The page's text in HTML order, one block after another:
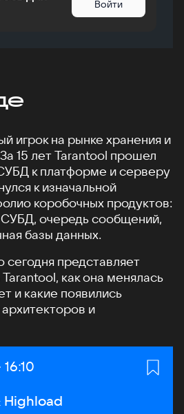
Войти
игрок на рынке хранения и
15 лет Tarantool прошел
к платформе и серверу
к изначальной
коробочных продуктов:
СУБД, очередь сообщений,
базы данных.
сегодня представляет
как она менялась
и какие появились
и
Конец:
16:10
Highload